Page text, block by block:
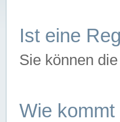
Ist eine
Sie können
Wie